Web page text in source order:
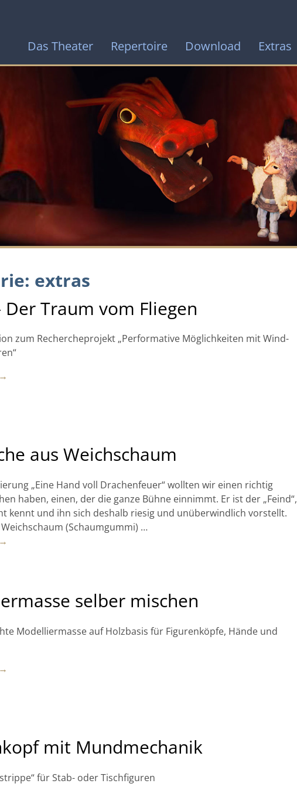
Das Theater Repertoire Download Extras
extras
Traum vom Fliegen
zum Rechercheprojekt „Performative Möglichkeiten mit Wind-
aus Weichschaum
„Eine Hand voll Drachenfeuer“ wollten wir einen richtig
haben, einen, der die ganze Bühne einnimmt. Er ist der „Feind“,
kennt und ihn sich deshalb riesig und unüberwindlich vorstellt.
(Schaumgummi) …
selber mischen
Modelliermasse auf Holzbasis für Figurenköpfe, Hände und
mit Mundmechanik
für Stab- oder Tischfiguren